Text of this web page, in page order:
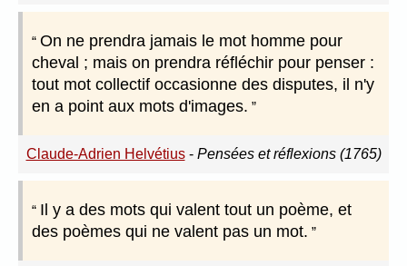
On ne prendra jamais le mot homme pour
cheval ; mais on prendra réfléchir pour penser :
tout mot collectif occasionne des disputes, il n'y
en a point aux mots d'images.
Claude-Adrien Helvétius- Pensées et réflexions (1765)
Il y a des mots qui valent tout un poème, et
des poèmes qui ne valent pas un mot.